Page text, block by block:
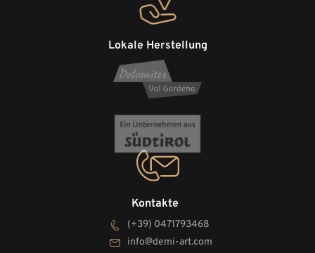
Kontakte
(+39) 0471793468
info@demi-art.com
Lokale Herstellung